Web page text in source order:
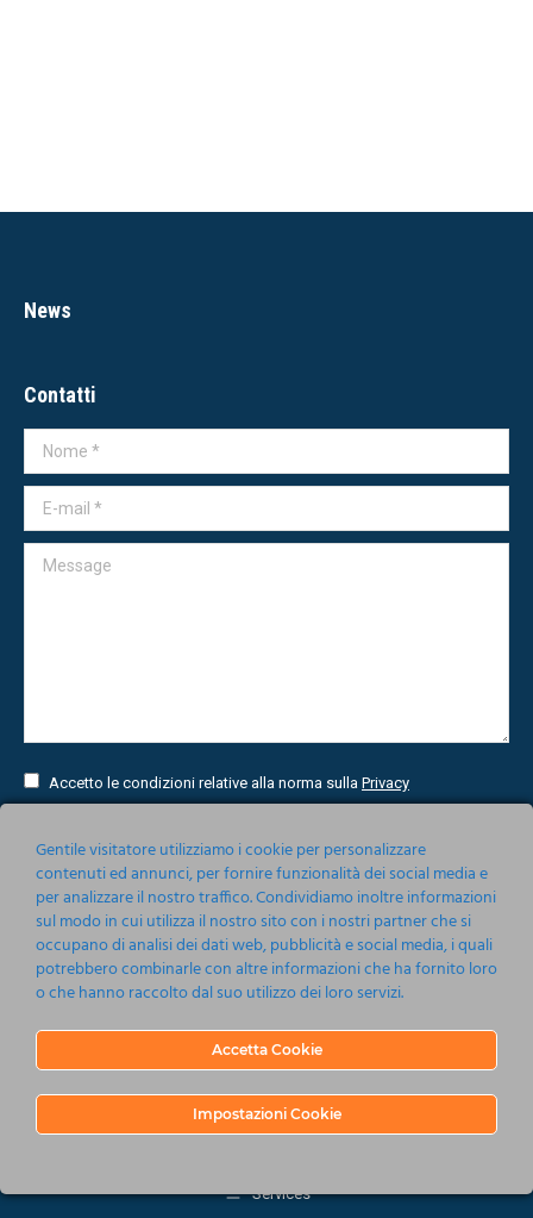
News
Contatti
Nome *
E-mail *
Message
Accetto le condizioni relative alla norma sulla Privacy
Invia
Nonsoloeventi srl 2019-2020
P.IVA 05161201214
C.C.I.A.A. Napoli R.E.A. 737485 - CAPITALE SOCIALE €10.000.00
Services
Gentile visitatore utilizziamo i cookie per personalizzare
contenuti ed annunci, per fornire funzionalità dei social media e
per analizzare il nostro traffico. Condividiamo inoltre informazioni
sul modo in cui utilizza il nostro sito con i nostri partner che si
occupano di analisi dei dati web, pubblicità e social media, i quali
potrebbero combinarle con altre informazioni che ha fornito loro
o che hanno raccolto dal suo utilizzo dei loro servizi.
Accetta Cookie
Impostazioni Cookie